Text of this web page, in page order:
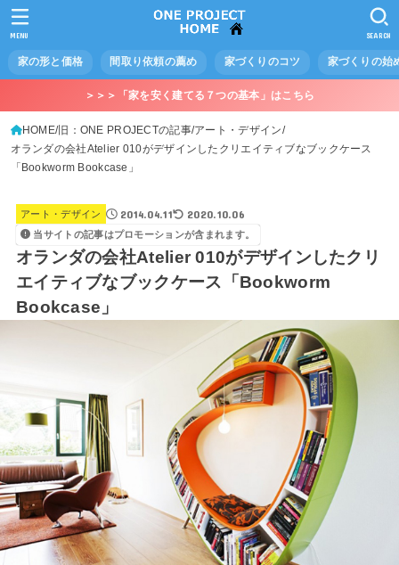
家の形と価格 間取り依頼の薦め 家づくりのコツ 家づくりの始
SEARCH
MENU
＞＞＞「家を安く建てる７つの基本」はこちら
HOME 旧：ONE PROJECTの記事 アート・デザイン
オランダの会社Atelier 010がデザインしたクリエイティブなブックケース
「Bookworm Bookcase」
アート・デザイン 2014.04.11 2020.10.06
当サイトの記事はプロモーションが含まれます。
オランダの会社Atelier 010がデザインしたクリ
エイティブなブックケース「Bookworm
Bookcase」